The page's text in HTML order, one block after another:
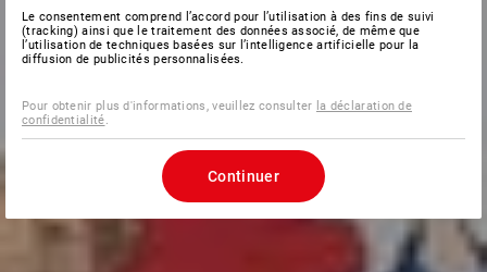
Le consentement comprend l’accord pour l’utilisation à des fins de suivi
(tracking) ainsi que le traitement des données associé, de même que
l’utilisation de techniques basées sur l’intelligence artificielle pour la
diffusion de publicités personnalisées.
Pour obtenir plus d'informations, veuillez consulter la déclaration de
confidentialité
Continuer